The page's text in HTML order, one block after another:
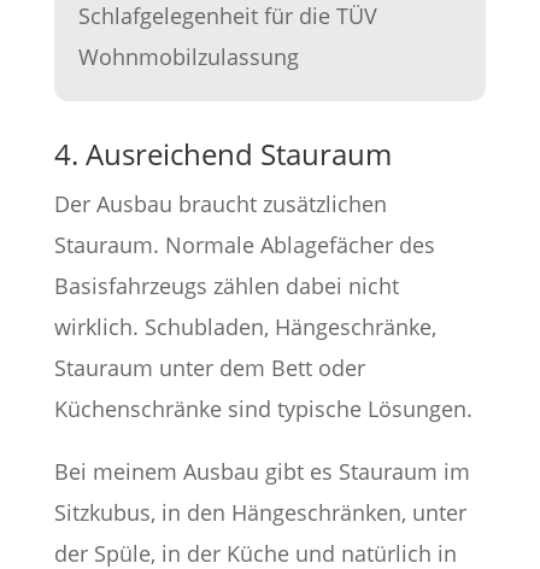
4. Ausreichend Stauraum
Der Ausbau braucht zusätzlichen
Stauraum. Normale Ablagefächer des
Basisfahrzeugs zählen dabei nicht
wirklich. Schubladen, Hängeschränke,
Stauraum unter dem Bett oder
Küchenschränke sind typische Lösungen.
Bei meinem Ausbau gibt es Stauraum im
Sitzkubus, in den Hängeschränken, unter
der Spüle, in der Küche und natürlich in